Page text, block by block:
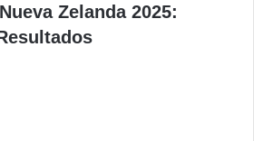
Zelanda 2025: